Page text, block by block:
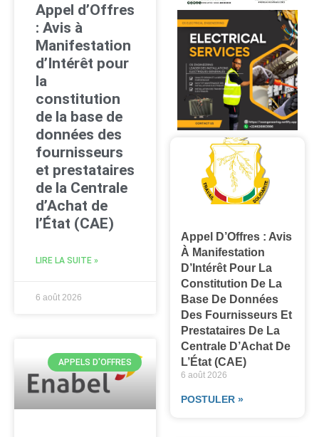
Appel d’Offres
: Avis à
Manifestation
d’Intérêt pour
la
constitution
de la base de
données des
fournisseurs
et prestataires
de la Centrale
d’Achat de
l’État (CAE)
LIRE LA SUITE »
6 août 2026
APPELS D'OFFRES
Appel D’Offres : Avis
À Manifestation
D’Intérêt Pour La
Constitution De La
Base De Données
Des Fournisseurs Et
Prestataires De La
Centrale D’Achat De
L’État (CAE)
6 août 2026
POSTULER »